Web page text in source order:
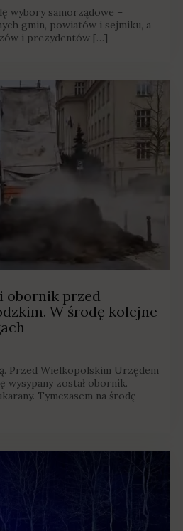
wybory samorządowe –
gmin, powiatów i sejmiku, a
i prezydentów […]
obornik przed
W środę kolejne
Przed Wielkopolskim Urzędem
wysypany został obornik.
Tymczasem na środę